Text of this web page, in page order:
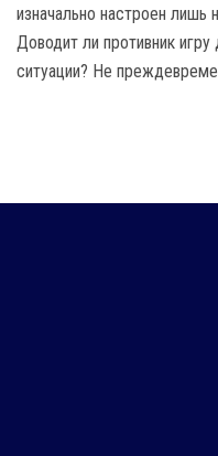
изначально настроен
Доводит ли противник
ситуации? Не